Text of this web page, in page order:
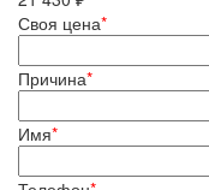
Своя цена*
Причина*
Имя*